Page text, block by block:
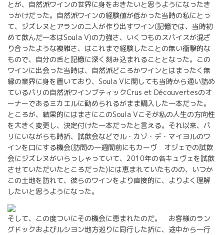
とが、自然派ワインの世界に身をおきたいと思うようになったき
っかけだった。自然派ワインの経験値が低かった当時の私にとっ
て、ジズレヌとアランの二人が作り出すワイン(記憶では、当時初
めて飲んだ一本はSoula V)の力強さ、いくつものスパイスが混ざ
り合ったような複雑さ、はこれまで経験したことの無い衝撃的な
もので、自分の舌と記憶に深く刻み込まれることとなった。この
ワインに出会った当時は、自然派どころかワインとはまったく無
縁の業界に身を置いており、Soula Vに関しても当時から通い詰め
ているパリの自然派ワインブティックCrus et Découvertesのオ
ーナーであるミカエルに勧められるがまま購入した一本だった。
ところが、結果的にはまさにこのSoula Vこそが私の人生の方向性
を大きく変更し、決定付けた一本だったと言える。それ以来、パ
リにいながらも時折、試飲会などでル・カゾ・デ・マイヨルのワ
インを口にする機会(訪問の一週間前にもカーヴ オジェでの試飲
会にジズレヌがいらっしゃっていて、2010年の各キュヴェを試飲
させていただいたところだった)には恵まれていたものの、いつか
この土地を訪れて、彼らのワインをより直接的に、よりよく理解
したいと思うようになった。
そして、この度ついにその機会に恵まれたのだ。 お客様のラン
グドックおよびルシヨン地方巡りに同行した折に、途中から一行